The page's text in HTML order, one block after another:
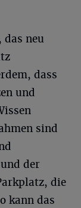
das neu
dass
und
sind
der
die
kann das